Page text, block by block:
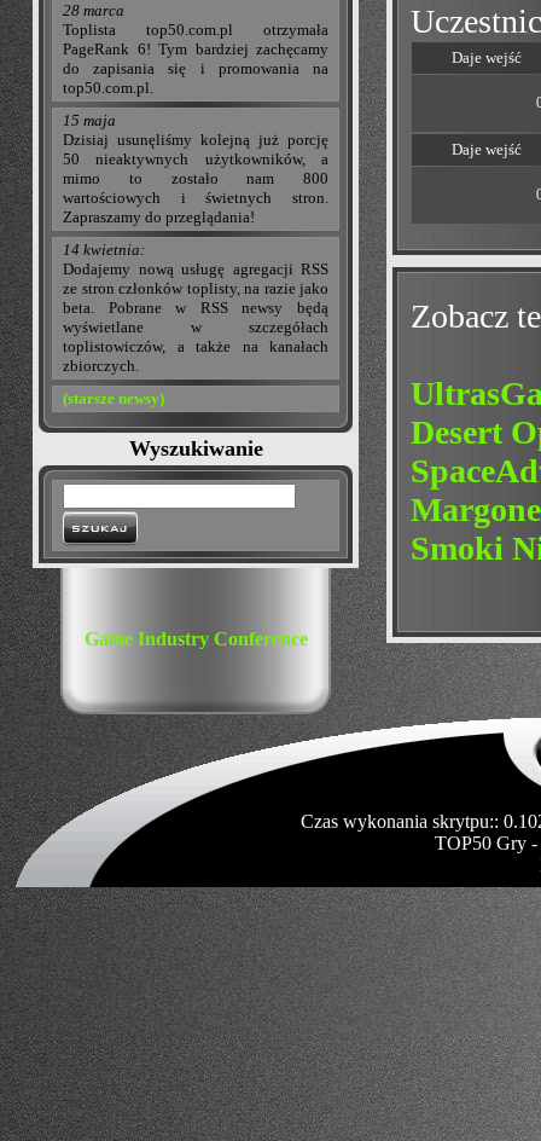
28 marca
Toplista top50.com.pl otrzymała
PageRank 6! Tym bardziej zachęcamy
do zapisania się i promowania na
top50.com.pl.
15 maja
Dzisiaj usunęliśmy kolejną już porcję
50 nieaktywnych użytkowników, a
mimo to zostało nam 800
wartościowych i świetnych stron.
Zapraszamy do przeglądania!
14 kwietnia:
Dodajemy nową usługę agregacji RSS
ze stron członków toplisty, na razie jako
beta. Pobrane w RSS newsy będą
wyświetlane w szczegółach
toplistowiczów, a także na kanałach
zbiorczych.
(starsze newsy)
Wyszukiwanie
Game Industry Conference
Daje wejść
Daje wejść
Zobacz
Desert
Smoki
Czas wykonania skrytpu::
TOP50 Gry